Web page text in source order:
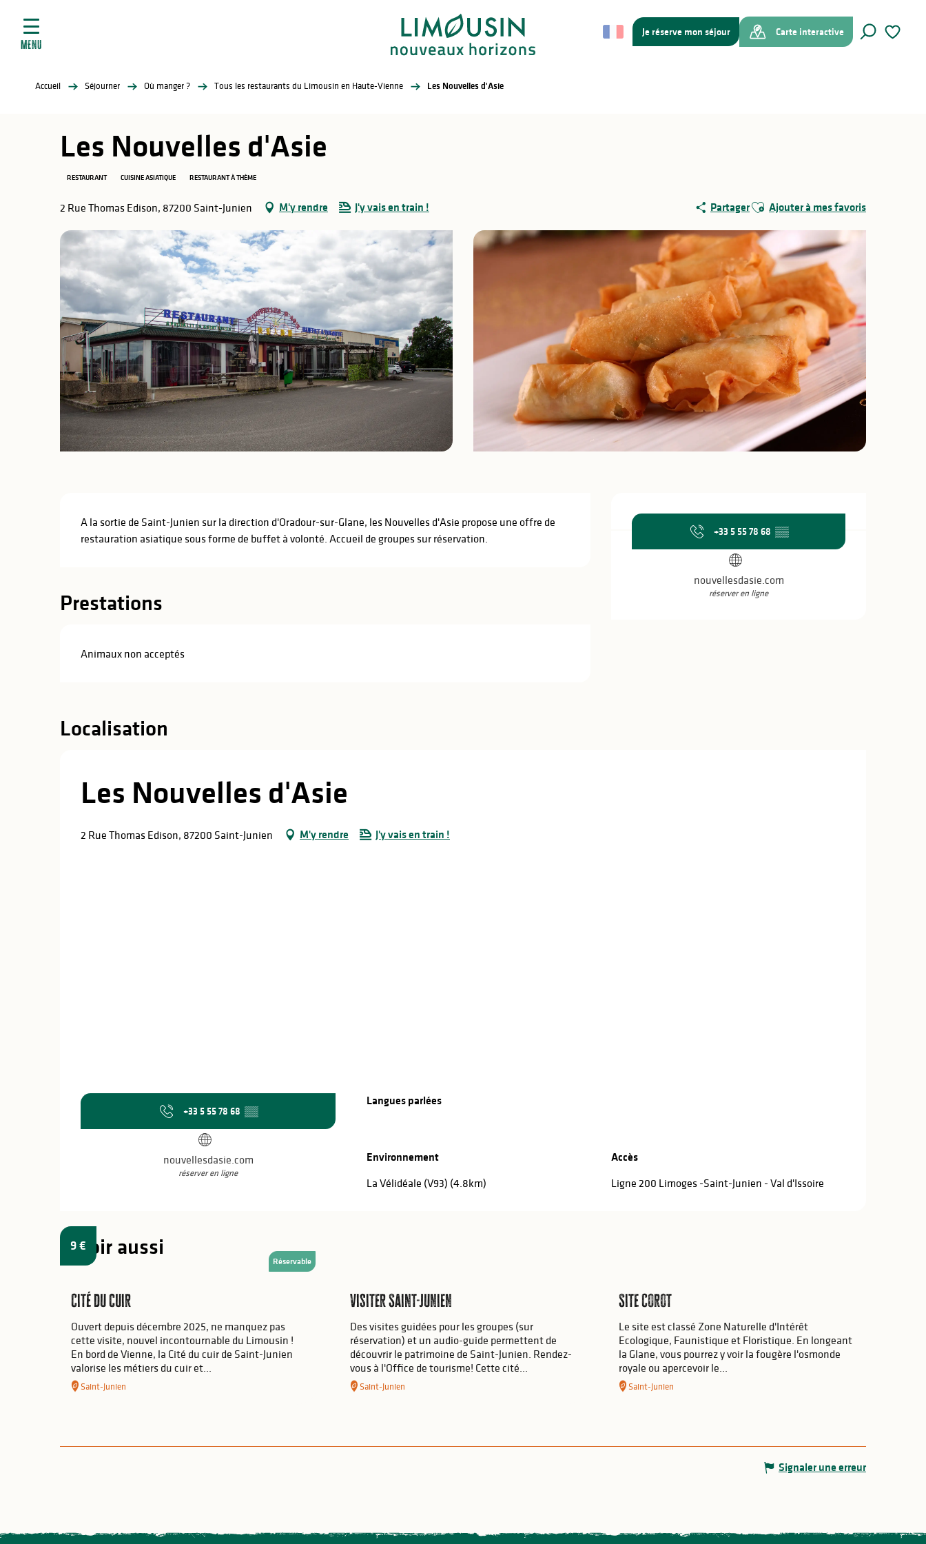
contenu
Je réserve mon séjour
Carte interactive
MENU
Accueil Séjourner Où manger ? Tous les restaurants du Limousin en Haute-Vienne Les Nouvelles d'Asie
Les Nouvelles d'Asie
RESTAURANT CUISINE ASIATIQUE RESTAURANT À THÈME
2 Rue Thomas Edison, 87200 Saint-Junien M'y rendre J'y vais en train ! PartagerAjouter aux favoris
Ajouter à mes favoris
Ouverture et
+33 5 55 78 68 ▒▒
nouvellesdasie.com
réserver en ligne
Description
A la sortie de Saint-Junien sur la direction d'Oradour-sur-Glane, les Nouvelles d'Asie propose une offre de
restauration asiatique sous forme de buffet à volonté. Accueil de groupes sur réservation.
Prestations
Animaux non acceptés
Localisation
Les Nouvelles d'Asie
2 Rue Thomas Edison, 87200 Saint-Junien M'y rendre J'y vais en train !
+33 5 55 78 68 ▒▒
nouvellesdasie.com
réserver en ligne
Langues parlées
Langues parlées
Environnement
Environnement
La Vélidéale (V93) (4.8km)
Accès
Accès
Ligne 200 Limoges -Saint-Junien - Val d'Issoire
A voir aussi
9€
Cité du cuir
Ouvert depuis décembre 2025, ne manquez pas
cette visite, nouvel incontournable du Limousin !
En bord de Vienne, la Cité du cuir de Saint-Junien
valorise les métiers du cuir et...
Saint-Junien
Réservable
Visiter Saint-Junien
Des visites guidées pour les groupes (sur
réservation) et un audio-guide permettent de
découvrir le patrimoine de Saint-Junien. Rendez-
vous à l'Office de tourisme! Cette cité...
Saint-Junien
Site Corot
Le site est classé Zone Naturelle d'Intérêt
Ecologique, Faunistique et Floristique. En longeant
la Glane, vous pourrez y voir la fougère l'osmonde
royale ou apercevoir le...
Saint-Junien
Signaler une erreur